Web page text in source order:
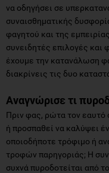
να οδηγήσει σε
συναισθηματικής
φαγητού και της
συνειδητές επιλογές και
έχουμε την κατανάλωση
διακρίνεις τις δυο
Aναγνώρισε τι
Πριν φας, ρώτα τον εαυτό
ή προσπαθεί να καλύψει
οποιοδήποτε τρόφιμο ή
τροφών παρηγοριάς; Η
συχνά πυροδοτείται από